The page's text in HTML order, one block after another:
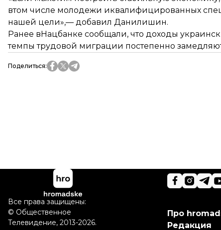
втом числе молодежи иквалифицированных
нашей цели»,— добавил Данилишин.
Ранее вНацбанке сообщали, что доходы
темпы трудовой миграции постепенно
Поделиться:
Про
Редакция
Все права защищены:
© Общественное
Телевидение, 2013-2026.